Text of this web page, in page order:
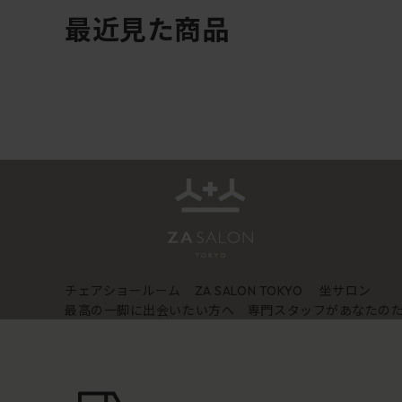
最近見た商品
チェアショールーム ZA SALON TOKYO
坐サロン
最高の一脚に出会いたい方へ 専門スタッフがあなたの